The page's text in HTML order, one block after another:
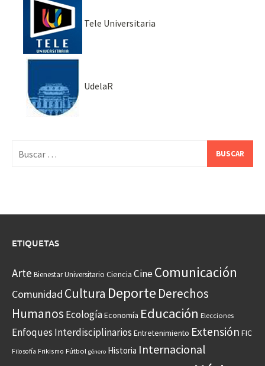
Tele Universitaria
UdelaR
ETIQUETAS
Arte Bienestar Universitario Ciencia CineComunicación
Comunidad Cultura Deporte Derechos
Humanos EcologíaEconomía Educación Elecciones
Enfoques Interdisciplinarios Entretenimiento Extensión FIC
Filosofía Frikismo Fútbol género Historia Internacional